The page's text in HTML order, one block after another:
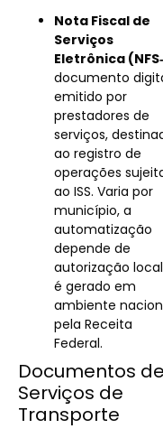
Nota Fiscal de
Serviços
Eletrônica
documento
emitido por
prestadores de
serviços,
ao registro de
operações
ao ISS. Varia por
município, a
automatização
depende de
autorização
é gerado em
ambiente
pela Receita
Federal.
Documentos de
Serviços de
Transporte